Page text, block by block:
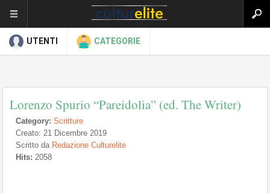
UTENTI CATEGORIE
Lorenzo Spurio “Pareidolia” (ed. The Writer)
Category: Scritture
Creato: 21 Dicembre 2019
Scritto da Redazione Culturelite
Hits: 2058